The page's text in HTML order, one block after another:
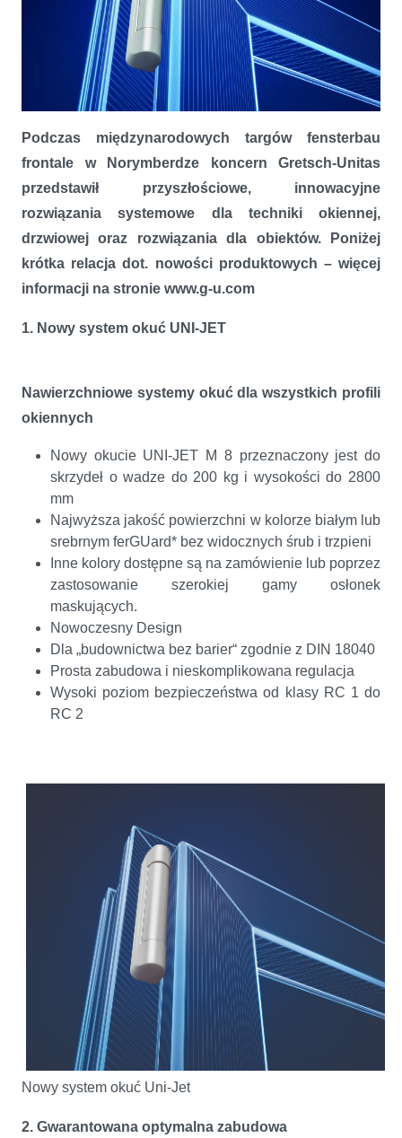
Nowości koncernu Gretsch-Unitas.
Podczas międzynarodowych targów fensterbau
frontale w Norymberdze koncern Gretsch-Unitas
przedstawił przyszłościowe, innowacyjne
rozwiązania systemowe dla techniki okiennej,
drzwiowej oraz rozwiązania dla obiektów. Poniżej
krótka relacja dot. nowości produktowych – więcej
informacji na stronie www.g-u.com
1. Nowy system okuć UNI-JET
Nawierzchniowe systemy okuć dla wszystkich profili
okiennych
Nowy okucie UNI-JET M 8 przeznaczony jest do
skrzydeł o wadze do 200 kg i wysokości do 2800
mm
Najwyższa jakość powierzchni w kolorze białym lub
srebrnym ferGUard* bez widocznych śrub i trzpieni
Inne kolory dostępne są na zamówienie lub poprzez
zastosowanie szerokiej gamy osłonek
maskujących.
Nowoczesny Design
Dla „budownictwa bez barier“ zgodnie z DIN 18040
Prosta zabudowa i nieskomplikowana regulacja
Wysoki poziom bezpieczeństwa od klasy RC 1 do
RC 2
Nowy system okuć Uni-Jet
2. Gwarantowana optymalna zabudowa